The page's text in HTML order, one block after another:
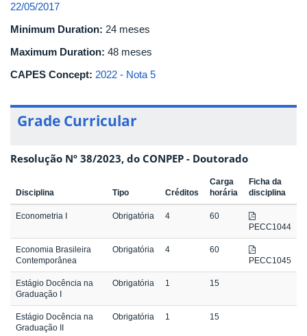
22/05/2017
Minimum Duration: 24 meses
Maximum Duration: 48 meses
CAPES Concept: 2022 - Nota 5
Grade Curricular
Resolução Nº 38/2023, do CONPEP - Doutorado
Disciplina Tipo Créditos
Carga
horária
Ficha da
disciplina
Econometria I Obrigatória 4
60
PECC1044
Economia Brasileira
Contemporânea
Obrigatória 4
60
PECC1045
Estágio Docência na
Graduação I
Obrigatória 1 15
Estágio Docência na
Graduação II
Obrigatória 1 15